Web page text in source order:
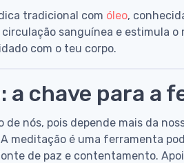
tradicional com óleo,
sanguínea e estimula
com o teu corpo.
a chave para a
nós, pois depende mais da
meditação é uma ferramenta
de paz e contentamento.